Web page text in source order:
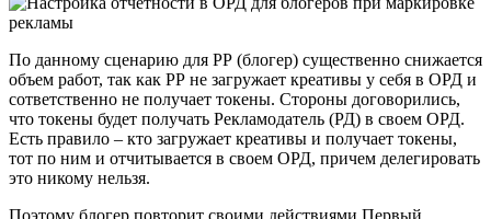
По данному сценарию для РР (блогер) существенно снижается
объем работ, так как РР не загружает креативы у себя в ОРД и
сответственно не получает токены. Стороны договорились,
что токены будет получать Рекламодатель (РД) в своем ОРД.
Есть правило – кто загружает креативы и получает токены,
тот по ним и отчитывается в своем ОРД, причем делегировать
это никому нельзя.
Поэтому блогер повторит своими действиями Первый